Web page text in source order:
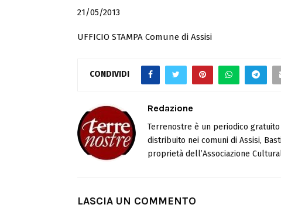
21/05/2013
UFFICIO STAMPA Comune di Assisi
CONDIVIDI
Redazione
Terrenostre è un periodico
distribuito nei comuni di Assisi,
proprietà dell’Associazione
LASCIA UN COMMENTO